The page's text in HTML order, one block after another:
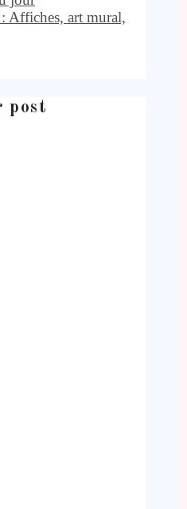
Affiches, art mural,
post